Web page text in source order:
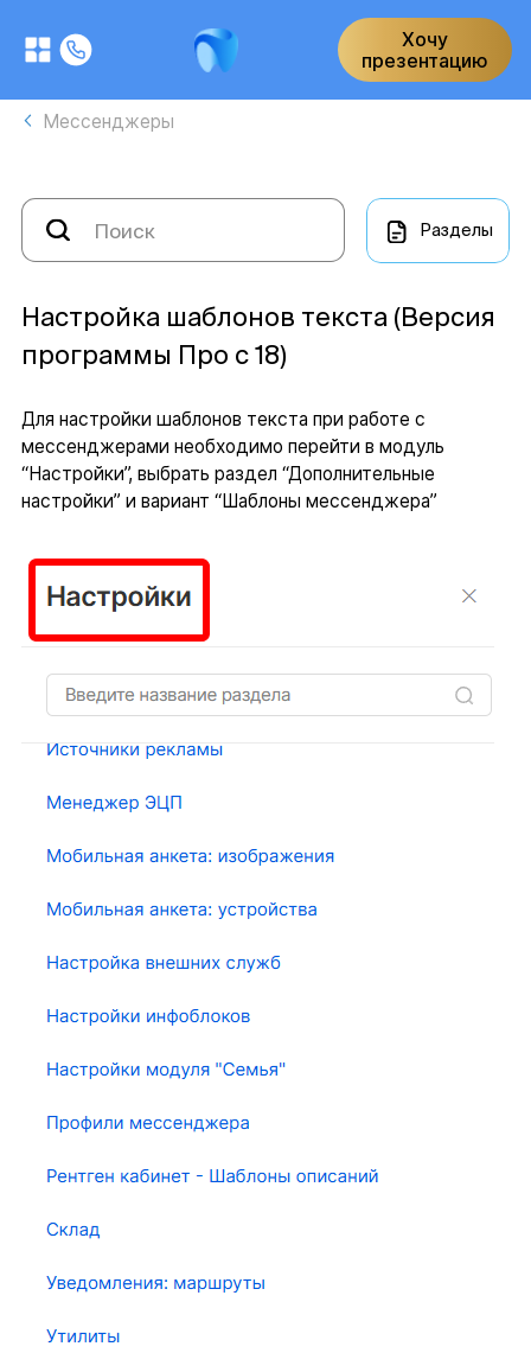
Хочу
презентацию
Мессенджеры
Разделы
Настройка шаблонов текста (Версия
программы Про с 18)
Для настройки шаблонов текста при работе с
мессенджерами необходимо перейти в модуль
“Настройки”, выбрать раздел “Дополнительные
настройки” и вариант “Шаблоны мессенджера”